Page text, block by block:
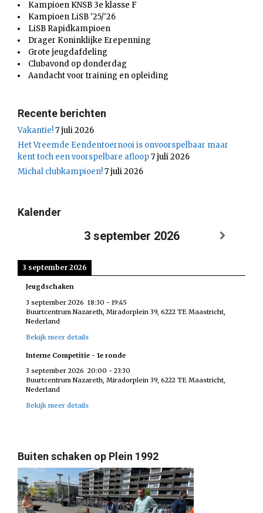
Kampioen KNSB 3e klasse F
Kampioen LiSB '25/'26
LiSB Rapidkampioen
Drager Koninklijke Erepenning
Grote jeugdafdeling
Clubavond op donderdag
Aandacht voor training en opleiding
Recente berichten
Vakantie!7 juli 2026
Het Vreemde Eendentoernooi is onvoorspelbaar maar
kent toch een voorspelbare afloop7 juli 2026
Michal clubkampioen!7 juli 2026
Kalender
3 september 2026
3 september 2026
Jeugdschaken
3 september 2026 18:30 - 19:45
Buurtcentrum Nazareth, Miradorplein 39, 6222 TE Maastricht,
Nederland
Bekijk meer details
Interne Competitie - 1e ronde
3 september 2026 20:00 - 23:30
Buurtcentrum Nazareth, Miradorplein 39, 6222 TE Maastricht,
Nederland
Bekijk meer details
Buiten schaken op Plein 1992